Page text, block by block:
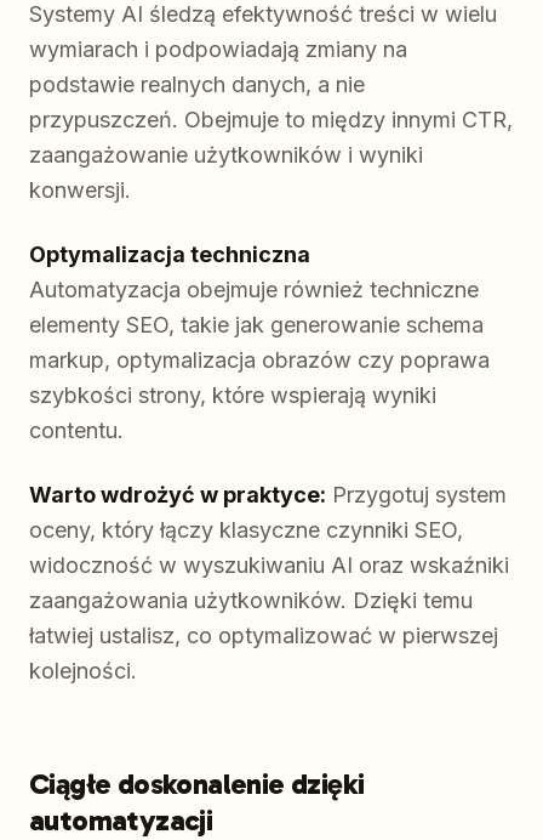
Systemy AI śledzą efektywność treści w wielu
wymiarach i podpowiadają zmiany na
podstawie realnych danych, a nie
przypuszczeń. Obejmuje to między innymi CTR,
zaangażowanie użytkowników i wyniki
konwersji.
Optymalizacja techniczna
Automatyzacja obejmuje również techniczne
elementy SEO, takie jak generowanie schema
markup, optymalizacja obrazów czy poprawa
szybkości strony, które wspierają wyniki
contentu.
Warto wdrożyć w praktyce: Przygotuj system
oceny, który łączy klasyczne czynniki SEO,
widoczność w wyszukiwaniu AI oraz wskaźniki
zaangażowania użytkowników. Dzięki temu
łatwiej ustalisz, co optymalizować w pierwszej
kolejności.
Ciągłe doskonalenie dzięki
automatyzacji